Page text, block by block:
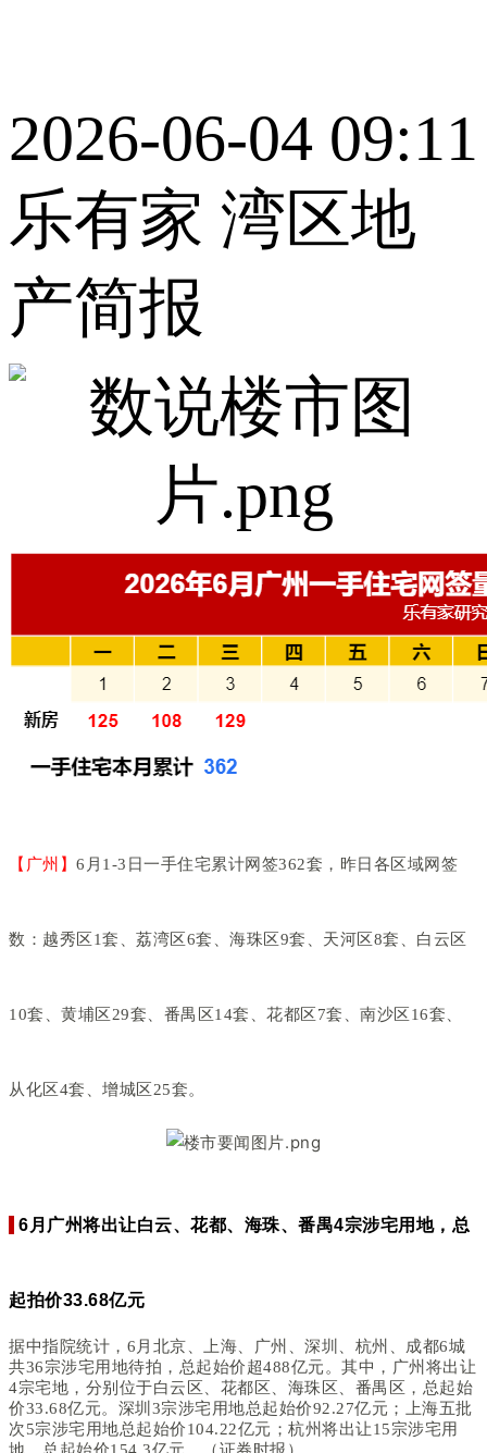
2026-06-04 09:11
乐有家 湾区地
产简报
【广州】 6月1-3日一手住宅累计网签362套，昨日各区域网签
数：越秀区1套、荔湾区6套、海珠区9套、天河区8套、白云区
10套、黄埔区29套、番禺区14套、花都区7套、南沙区16套、
从化区4套、增城区25套。
6月广州将出让白云、花都、海珠、番禺4宗涉宅用地，总
起拍价33.68亿元
据中指院统计，6月北京、上海、广州、深圳、杭州、成都6城
共36宗涉宅用地待拍，总起始价超488亿元。其中，广州将出让
4宗宅地，分别位于白云区、花都区、海珠区、番禺区，总起始
价33.68亿元。深圳3宗涉宅用地总起始价92.27亿元；上海五批
次5宗涉宅用地总起始价104.22亿元；杭州将出让15宗涉宅用